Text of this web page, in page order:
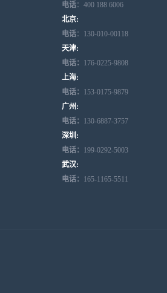
电话：400 188 6006
北京:
电话：130-010-00118
天津:
电话： 176-0225-9808
上海:
电话： 153-0175-9879
广州:
电话： 130-6887-3757
深圳:
电话： 199-0292-5003
武汉:
电话： 165-1165-5511